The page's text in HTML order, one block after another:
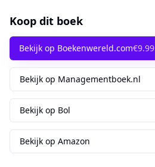
Koop dit boek
Bekijk op Boekenwereld.com€9.99
Bekijk op Managementboek.nl
Bekijk op Bol
Bekijk op Amazon